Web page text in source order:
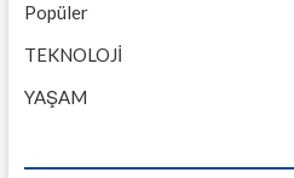
Popüler
TEKNOLOJİ
YAŞAM